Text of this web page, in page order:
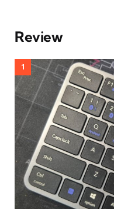
Review